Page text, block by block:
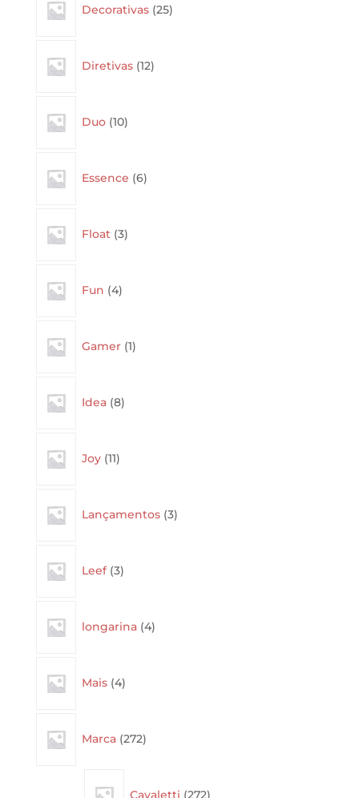
Decorativas 25products
Diretivas 12products
Duo 10products
Essence 6products
Float 3products
Fun 4products
Gamer 1product
Idea 8products
Joy 11products
Lançamentos 3products
Leef 3products
longarina 4products
Mais 4products
Marca 272products
Cavaletti 272